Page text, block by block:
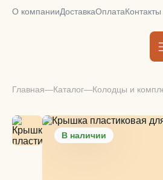
О компанииДоставкаОплатаКонтакты
Главная Каталог Колодцы и
В наличии